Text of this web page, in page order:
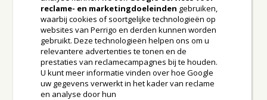
reclame- en marketingdoeleinden gebruiken,
waarbij cookies of soortgelijke technologieën op
websites van Perrigo en derden kunnen worden
gebruikt. Deze technologieën helpen ons om u
relevantere advertenties te tonen en de
prestaties van reclamecampagnes bij te houden.
U kunt meer informatie vinden over hoe Google
uw gegevens verwerkt in het kader van reclame
en analyse door hun